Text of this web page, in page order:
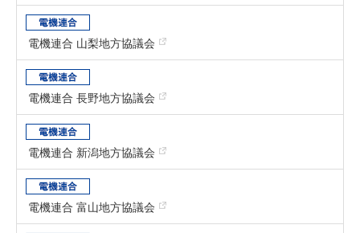
電機連合 山梨地方協議会
電機連合 長野地方協議会
電機連合 新潟地方協議会
電機連合 富山地方協議会